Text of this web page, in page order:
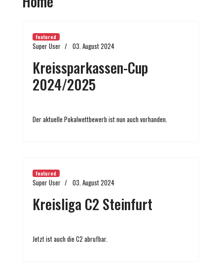
Featured
Super User 03. August 2024
Kreissparkassen-Cup
2024/2025
Der aktuelle Pokalwettbewerb ist nun auch vorhanden.
Featured
Super User 03. August 2024
Kreisliga C2 Steinfurt
Jetzt ist auch die C2 abrufbar.